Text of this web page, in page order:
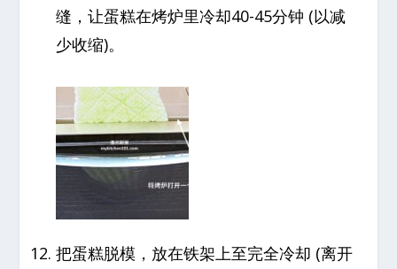
缝，让蛋糕在烤炉里冷却40-45分钟 (以减
少收缩)。
把蛋糕脱模，放在铁架上至完全冷却 (离开